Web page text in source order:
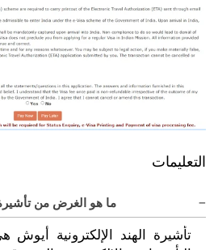
التعليمات
ما هو الغرض من تأشيرة
تأشيرة الهند الإلكترونية